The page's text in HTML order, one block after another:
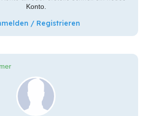
Konto.
/ Registrieren